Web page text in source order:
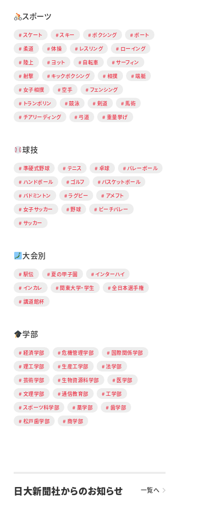
スポーツ
スケート スキー ボクシング
ボート
柔道
体操 レスリング
ローイング
陸上
ヨット 自転車
サーフィン
射撃
キックボクシング 相撲
端艇
女子相撲
空手
フェンシング
トランポリン
競泳 剣道
馬術
チアリーディング
弓道 重量挙げ
球技
準硬式野球 テニス 卓球
バレーボール
ハンドボール
ゴルフ
バスケットボール
バドミントン
ラグビー
アメフト
女子サッカー
野球
ビーチバレー
サッカー
大会別
駅伝 夏の甲子園
インターハイ
インカレ
関東大学・学生
全日本選手権
講道館杯
学部
経済学部 危機管理学部
国際関係学部
理工学部
生産工学部
法学部
芸術学部
生物資源科学部
医学部
文理学部
通信教育部
工学部
スポーツ科学部
薬学部
歯学部
松戸歯学部
商学部
日大新聞社からのお知らせ 一覧へ